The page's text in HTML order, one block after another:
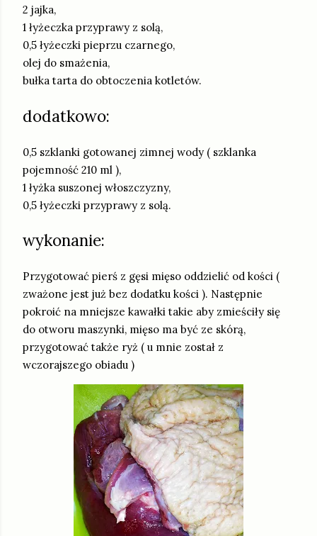
2 jajka,
1 łyżeczka przyprawy z solą,
0,5 łyżeczki pieprzu czarnego,
olej do smażenia,
bułka tarta do obtoczenia kotletów.
dodatkowo:
0,5 szklanki gotowanej zimnej wody ( szklanka
pojemność 210 ml ),
1 łyżka suszonej włoszczyzny,
0,5 łyżeczki przyprawy z solą.
wykonanie:
Przygotować pierś z gęsi mięso oddzielić od kości (
zważone jest już bez dodatku kości ). Następnie
pokroić na mniejsze kawałki takie aby zmieściły się
do otworu maszynki, mięso ma być ze skórą,
przygotować także ryż ( u mnie został z
wczorajszego obiadu )